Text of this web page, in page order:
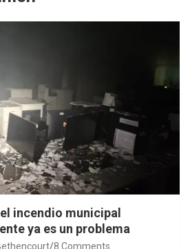
incendio municipal
ya es un problema
8 Comments